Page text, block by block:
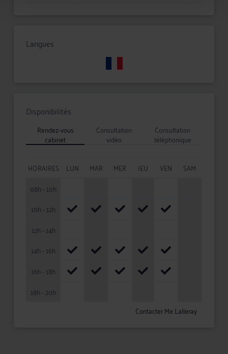
Langues
Disponibilités
Rendez-vous
cabinet
Consultation
vidéo
Consultation
téléphonique
HORAIRES LUN MAR MER JEU VEN
SAM
08h - 10h
10h - 12h
12h - 14h
14h - 16h
16h - 18h
18h - 20h
Contacter Me Lalleray